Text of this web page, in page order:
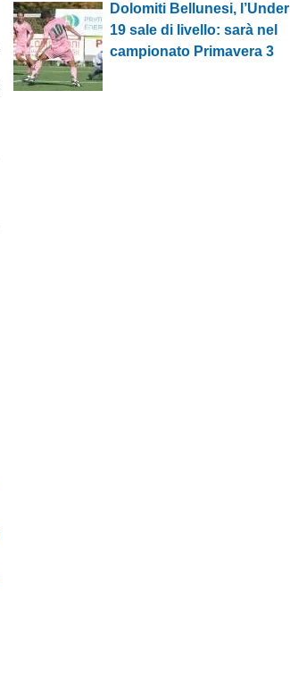
Dolomiti Bellunesi, l’Under
19 sale di livello: sarà nel
campionato Primavera 3